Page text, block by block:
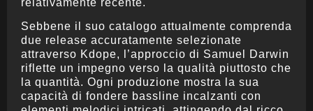
relativamente recente.
Sebbene il suo catalogo attualmente comprenda
due release accuratamente selezionate
attraverso Kdope, l’approccio di Samuel Darwin
riflette un impegno verso la qualità piuttosto che
la quantità. Ogni produzione mostra la sua
capacità di fondere bassline incalzanti con